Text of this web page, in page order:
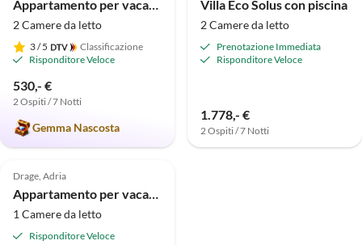
Appartamento per vacanze Kornaten
2 Camere da letto
3/ 5
Classificazione
Risponditore Veloce
530,- €
2 Ospiti / 7 Notti
Gemma Nascosta
Villa Eco Solus con piscina
2 Camere da letto
Prenotazione Immediata
Risponditore Veloce
1.778,- €
2 Ospiti / 7 Notti
Drage, Adria
Appartamento per vacanze Dalmacija
1 Camere da letto
Risponditore Veloce